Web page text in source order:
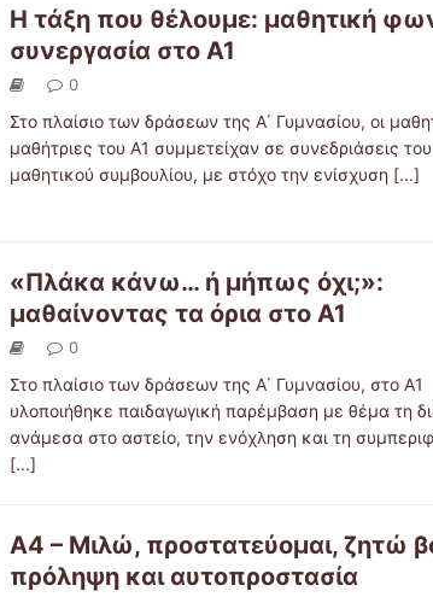
Η τάξη που θέλουμε: μαθητική
συνεργασία στο Α1
0
Στο πλαίσιο των δράσεων της Α΄ Γυμνασίου, οι
μαθήτριες του Α1 συμμετείχαν σε συνεδριάσεις
μαθητικού συμβουλίου, με στόχο την ενίσχυση [...]
«Πλάκα κάνω… ή μήπως όχι;»:
μαθαίνοντας τα όρια στο Α1
0
Στο πλαίσιο των δράσεων της Α΄ Γυμνασίου, στο Α1
υλοποιήθηκε παιδαγωγική παρέμβαση με θέμα τη
ανάμεσα στο αστείο, την ενόχληση και τη
[...]
Α4 – Μιλώ, προστατεύομαι, ζητώ
πρόληψη και αυτοπροστασία